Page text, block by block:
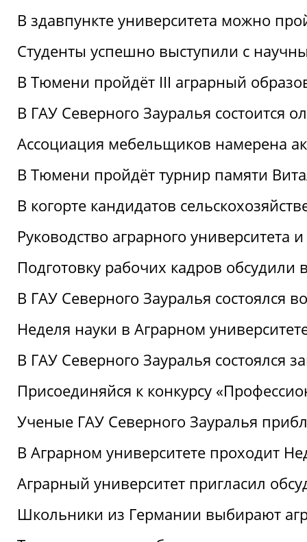
В здавпункте университета можно
Студенты успешно выступили с
В Тюмени пройдёт III аграрный
В ГАУ Северного Зауралья состоится
Ассоциация мебельщиков намерена
В Тюмени пройдёт турнир памяти
В когорте кандидатов
Руководство аграрного
Подготовку рабочих кадров
В ГАУ Северного Зауралья состоялся
Неделя науки в Аграрном
В ГАУ Северного Зауралья
Присоединяйся к конкурсу
Ученые ГАУ Северного Зауралья
В Аграрном университете проходит
Аграрный университет пригласил
Школьники из Германии выбирают